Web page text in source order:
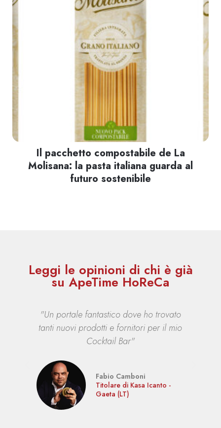
Il pacchetto compostabile de La
Molisana: la pasta italiana guarda al
futuro sostenibile
Leggi le opinioni di chi è già
su ApeTime HoReCa
"Un portale fantastico dove ho trovato
tanti nuovi prodotti e fornitori per il mio
Cocktail Bar"
Fabio Camboni
Titolare di Kasa Icanto -
Gaeta (LT)